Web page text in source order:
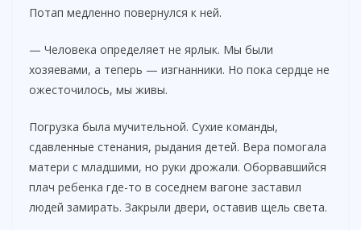
Потап медленно повернулся к ней.
— Человека определяет не ярлык. Мы были
хозяевами, а теперь — изгнанники. Но пока сердце не
ожесточилось, мы живы.
Погрузка была мучительной. Сухие команды,
сдавленные стенания, рыдания детей. Вера помогала
матери с младшими, но руки дрожали. Оборвавшийся
плач ребенка где-то в соседнем вагоне заставил
людей замирать. Закрыли двери, оставив щель света.